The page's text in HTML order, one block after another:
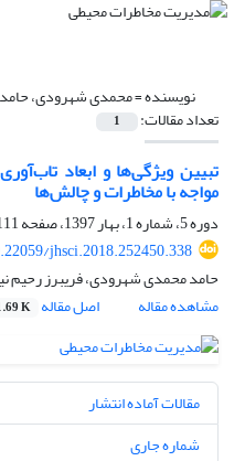
نویسنده =محمدی شهرودی، حامد
تعداد مقالات: 1
تبیین ویژگی‌ها و ابعاد
مواجه با مخاطرات و چالش‌ها
دوره 5، شماره 1، بهار 1397، صفحه
126
jhsci.2018.252450.338
حامد محمدی شهرودی، فریبرز رحیم
مشاهده مقاله
اصل مقاله K
مقالات آماده انتشار
شماره جاری